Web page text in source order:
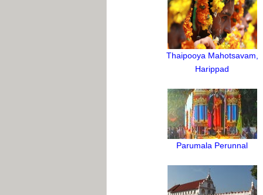
Thaipooya Mahotsavam,
Harippad
Parumala Perunnal